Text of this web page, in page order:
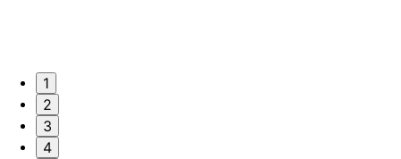
1
2
3
4